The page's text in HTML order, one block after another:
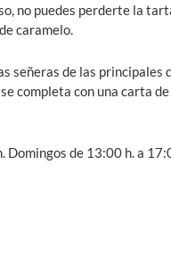
no puedes perderte la
caramelo.
señeras de las principales
completa con una carta
Domingos de 13:00 h. a